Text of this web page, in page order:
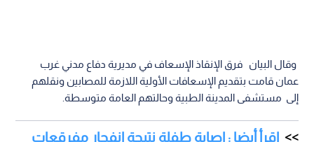
وقال البيان فرق الإنقاذ الإسعاف في مديرية دفاع مدني غرب
عمان قامت بتقديم الإسعافات الأولية اللازمة للمصابين ونقلهم
إلى مستشفى المدينة الطبية وحالتهم العامة متوسطة.
اقرأ أيضا : اصابة طفلة نتيجة انفجار مفرقعات